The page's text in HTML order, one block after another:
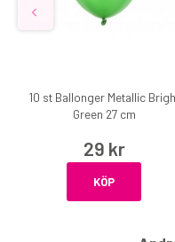
10 st Ballonger Metallic
Green 27 cm
29 kr
KÖP